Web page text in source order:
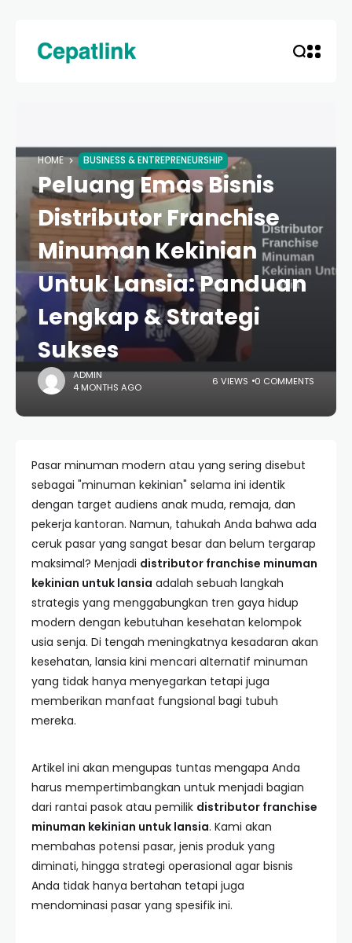
HOME BUSINESS & ENTREPRENEURSHIP
Peluang Emas Bisnis
Distributor Franchise
Minuman Kekinian
Untuk Lansia: Panduan
Lengkap & Strategi
Sukses
ADMIN
4 MONTHS AGO
6 VIEWS 0 COMMENTS
Pasar minuman modern atau yang sering disebut
sebagai "minuman kekinian" selama ini identik
dengan target audiens anak muda, remaja, dan
pekerja kantoran. Namun, tahukah Anda bahwa ada
ceruk pasar yang sangat besar dan belum tergarap
maksimal? Menjadi distributor franchise minuman
kekinian untuk lansia adalah sebuah langkah
strategis yang menggabungkan tren gaya hidup
modern dengan kebutuhan kesehatan kelompok
usia senja. Di tengah meningkatnya kesadaran akan
kesehatan, lansia kini mencari alternatif minuman
yang tidak hanya menyegarkan tetapi juga
memberikan manfaat fungsional bagi tubuh
mereka.
Artikel ini akan mengupas tuntas mengapa Anda
harus mempertimbangkan untuk menjadi bagian
dari rantai pasok atau pemilik distributor franchise
minuman kekinian untuk lansia. Kami akan
membahas potensi pasar, jenis produk yang
diminati, hingga strategi operasional agar bisnis
Anda tidak hanya bertahan tetapi juga
mendominasi pasar yang spesifik ini.